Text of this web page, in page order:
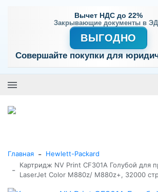
Вычет НДС до 22%
Закрывающие документы в
ВЫГОДНО
Совершайте покупки для
Главная - Hewlett-Packard
-
Картридж NV Print CF301A Голубой для
LaserJet Color M880z/ M880z+, 32000